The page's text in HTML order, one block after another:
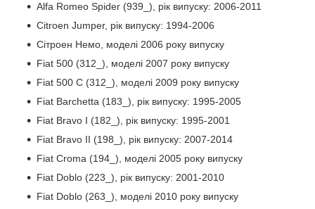
Alfa Romeo Spider (939_), рік випуску: 2006-2011
Citroen Jumper, рік випуску: 1994-2006
Сітроен Немо, моделі 2006 року випуску
Fiat 500 (312_), моделі 2007 року випуску
Fiat 500 C (312_), моделі 2009 року випуску
Fiat Barchetta (183_), рік випуску: 1995-2005
Fiat Bravo I (182_), рік випуску: 1995-2001
Fiat Bravo II (198_), рік випуску: 2007-2014
Fiat Croma (194_), моделі 2005 року випуску
Fiat Doblo (223_), рік випуску: 2001-2010
Fiat Doblo (263_), моделі 2010 року випуску